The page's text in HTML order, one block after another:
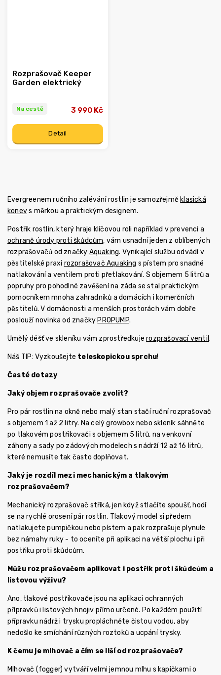
Rozprašovač Keeper
Garden elektrický
Na cestě 3 990 Kč
Detail
Evergreenem ručního zalévání rostlin je samozřejmě klasická
konevs měrkou a praktickým designem.
Postřik rostlin, který hraje klíčovou roli například v prevenci a
ochraně úrody proti škůdcům, vám usnadní jeden z oblíbených
rozprašovačů od značky Aquaking. Vynikající službu odvádí v
pěstitelské praxi rozprašovač Aquaking s pístem pro snadné
natlakování a ventilem proti přetlakování. S objemem 5 litrů a
popruhy pro pohodlné zavěšení na záda se stal praktickým
pomocníkem mnoha zahradníků a domácích i komerčních
pěstitelů. V domácnosti a menších prostorách vám dobře
poslouží novinka od značky PROPUMP.
Umělý déšť ve skleníku vám zprostředkujerozprašovací ventil.
Náš TIP: Vyzkoušejte teleskopickou sprchu!
Časté dotazy
Jaký objem rozprašovače zvolit?
Pro pár rostlin na okně nebo malý stan stačí ruční rozprašovač
s objemem 1 až 2 litry. Na celý growbox nebo skleník sáhněte
po tlakovém postřikovači s objemem 5 litrů, na venkovní
záhony a sady po zádových modelech s nádrží 12 až 16 litrů,
které nemusíte tak často doplňovat.
Jaký je rozdíl mezi mechanickým a tlakovým
rozprašovačem?
Mechanický rozprašovač stříká, jen když stlačíte spoušť, hodí
se na rychlé orosení pár rostlin. Tlakový model si předem
natlakujete pumpičkou nebo pístem a pak rozprašuje plynule
bez námahy ruky - to oceníte při aplikaci na větší plochu i při
postřiku proti škůdcům.
Můžu rozprašovačem aplikovat i postřik proti škůdcům a
listovou výživu?
Ano, tlakové postřikovače jsou na aplikaci ochranných
přípravků i listových hnojiv přímo určené. Po každém použití
přípravku nádrž i trysku propláchněte čistou vodou, aby
nedošlo ke smíchání různých roztoků a ucpání trysky.
K čemu je mlhovač a čím se liší od rozprašovače?
Mlhovač (fogger) vytváří velmi jemnou mlhu s kapičkami o